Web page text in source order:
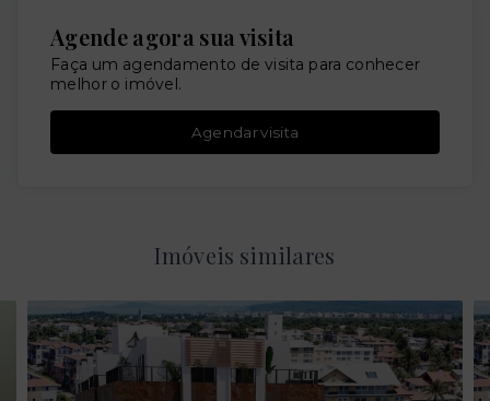
Agende agora sua visita
Faça um agendamento de visita para conhecer
melhor o imóvel.
Agendar visita
Imóveis similares